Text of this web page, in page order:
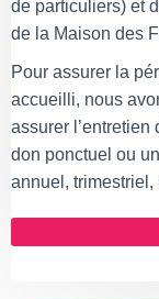
de particuliers) et
de la Maison des
Pour assurer la
accueilli, nous
assurer l’entretien
don ponctuel ou
annuel, trimestriel,